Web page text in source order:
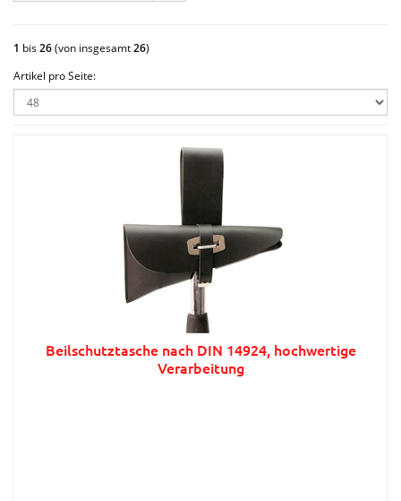
1 bis26(von insgesamt26)
Artikel pro Seite:
Beilschutztasche nach DIN 14924, hochwertige
Verarbeitung